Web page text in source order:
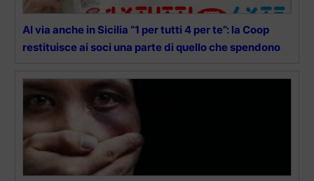
Al via anche in Sicilia “1 per tutti 4 per te”: la Coop
restituisce ai soci una parte di quello che spendono